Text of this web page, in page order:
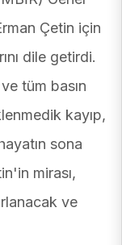
Çetin için
dile getirdi.
tüm basın
kayıp,
sona
mirası,
ve